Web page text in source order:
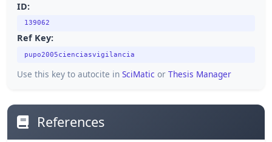
ID:
139062
Ref Key:
pupo2005cienciasvigilancia
Use this key to autocite in SciMatic or Thesis Manager
References